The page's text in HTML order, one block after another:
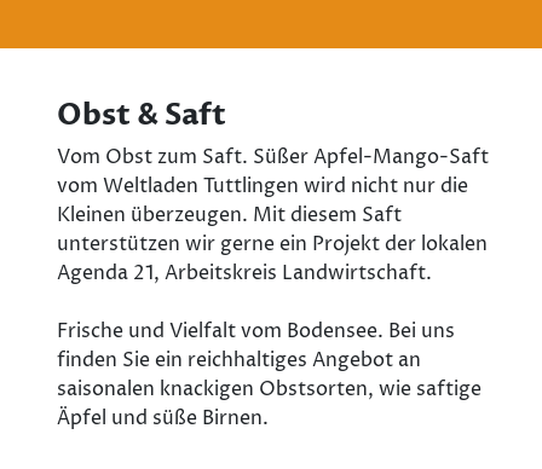
Obst & Saft
Vom Obst zum Saft. Süßer Apfel-Mango-Saft
vom Weltladen Tuttlingen wird nicht nur die
Kleinen überzeugen. Mit diesem Saft
unterstützen wir gerne ein Projekt der lokalen
Agenda 21, Arbeitskreis Landwirtschaft.
Frische und Vielfalt vom Bodensee. Bei uns
finden Sie ein reichhaltiges Angebot an
saisonalen knackigen Obstsorten, wie saftige
Äpfel und süße Birnen.